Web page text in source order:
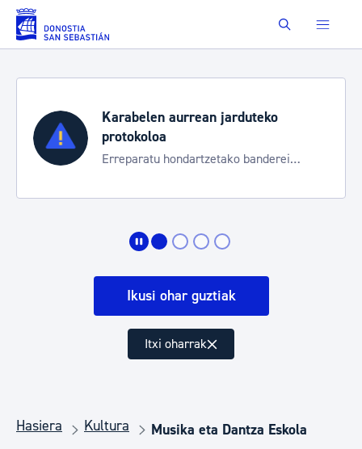
Eduki nagusira joan Buscar
Karabelen aurrean jarduteko
protokoloa
Erreparatu hondartzetako banderei
Ikusi ohar guztiak
Itxi oharrak
Hasiera Kultura Musika eta Dantza Eskola